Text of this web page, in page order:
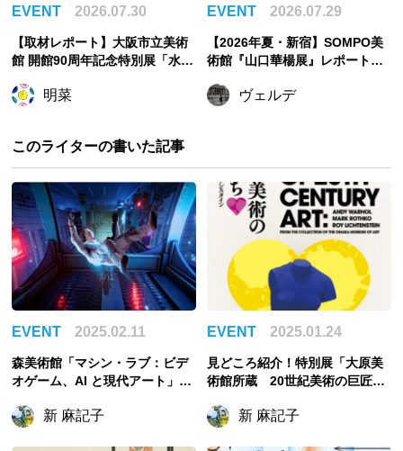
EVENT 2026.07.30
【取材レポート】大阪市立美術
館 開館90周年記念特別展「水滸
き込む世界観
明菜
EVENT 2026.07.29
【2026年夏・新宿】SOMPO美
術館『山口華楊展』レポート！
命の美」とは
ヴェルデ
このライターの書いた記事
EVENT 2025.02.11
森美術館「マシン・ラブ：ビデ
オゲーム、AI と現代アート」の
が重なりあう
新 麻記子
EVENT 2025.01.24
見どころ紹介！特別展「大原美
術館所蔵 20世紀美術の巨匠た
キテンスタイン」
新 麻記子